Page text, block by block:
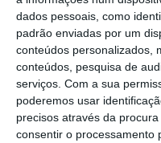
dados pessoais, como
padrão enviadas por um
conteúdos personalizados,
conteúdos, pesquisa de
serviços. Com a sua
poderemos usar
precisos através da
consentir o processamento
No entanto esta rede
crescido entre os
Facebook – etem
publicitário e em
título de exemplo,